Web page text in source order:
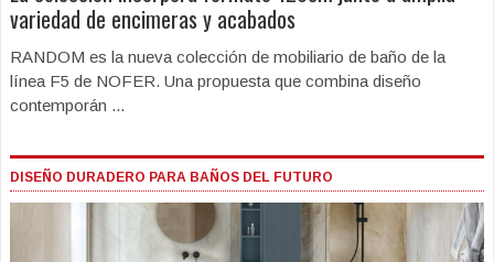
variedad de encimeras y acabados
RANDOM es la nueva colección de mobiliario de baño de la
línea F5 de NOFER. Una propuesta que combina diseño
contemporán ...
DISEÑO DURADERO PARA BAÑOS DEL FUTURO